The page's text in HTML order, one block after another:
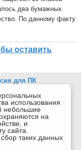
два бумажных
По данному факту
оставить
для ПК
tv29.ru
General Public
использования
небольшие
на
и
сайта.
таких данных